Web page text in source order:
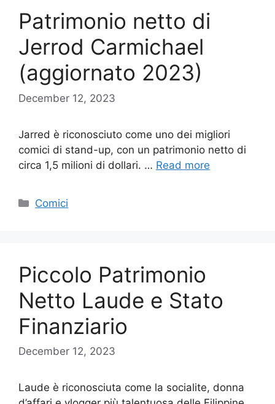
Patrimonio netto di
Jerrod Carmichael
(aggiornato 2023)
December 12, 2023
Jarred è riconosciuto come uno dei migliori
comici di stand-up, con un patrimonio netto di
circa 1,5 milioni di dollari. … Read more
Categories
Comici
Piccolo Patrimonio
Netto Laude e Stato
Finanziario
December 12, 2023
Laude è riconosciuta come la socialite, donna